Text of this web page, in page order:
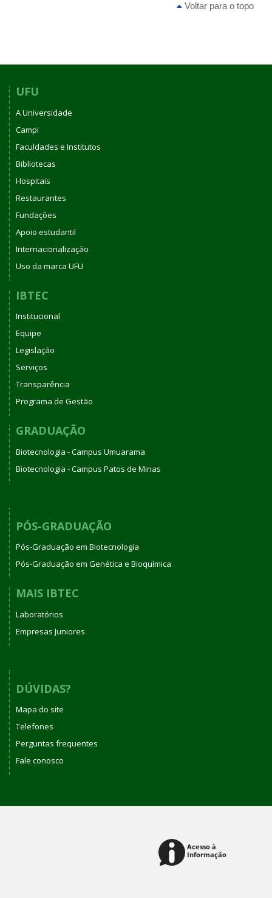
Voltar para o topo
UFU
A Universidade
Campi
Faculdades e Institutos
Bibliotecas
Hospitais
Restaurantes
Fundações
Apoio estudantil
Internacionalização
Uso da marca UFU
IBTEC
Institucional
Equipe
Legislação
Serviços
Transparência
Programa de Gestão
GRADUAÇÃO
Biotecnologia - Campus Umuarama
Biotecnologia - Campus Patos de Minas
PÓS-GRADUAÇÃO
Pós-Graduação em Biotecnologia
Pós-Graduação em Genética e Bioquímica
MAIS IBTEC
Laboratórios
Empresas Juniores
DÚVIDAS?
Mapa do site
Telefones
Perguntas frequentes
Fale conosco